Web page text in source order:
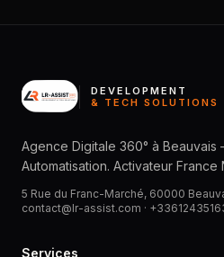
DEVELOPMENT
& TECH SOLUTIONS
Agence Digitale 360° à Beauvais
Automatisation. Activateur France
5 Rue du Franc-Marché, 60000
contact@lr-assist.com ·
Services